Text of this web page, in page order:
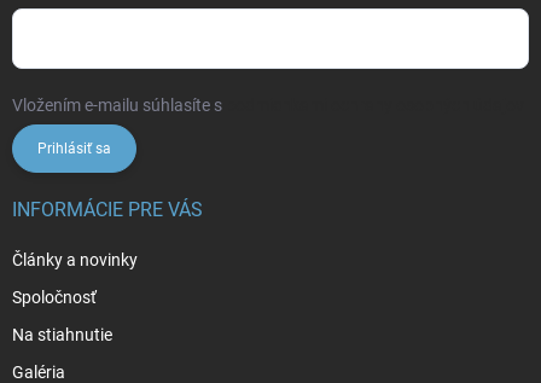
Vložením e-mailu súhlasíte s
Prihlásiť sa
INFORMÁCIE PRE VÁS
Články a novinky
Spoločnosť
Na stiahnutie
Galéria